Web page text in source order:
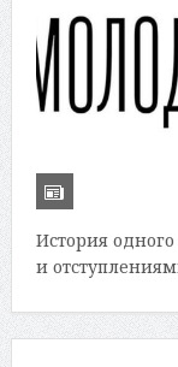
История
и